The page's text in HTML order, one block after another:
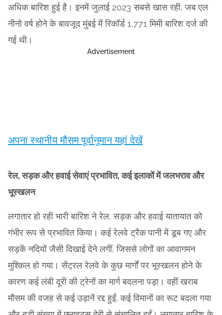
अधिक बारिश हुई है। इनमें जुलाई 2023 सबसे खास रही, जब एल
नीनो वर्ष होने के बावजूद मुंबई में रिकॉर्ड 1,771 मिमी बारिश दर्ज की
गई थी।
Advertisement
अपना स्थानीय मौसम पूर्वानुमान यहां देखें
रेल, सड़क और हवाई सेवाएं प्रभावित, कई इलाकों में जलभराव और
भूस्खलन
लगातार हो रही भारी बारिश ने रेल, सड़क और हवाई यातायात को
गंभीर रूप से प्रभावित किया। कई रेलवे ट्रैक पानी में डूब गए और
सड़कें नदियों जैसी दिखाई देने लगीं, जिससे लोगों का आवागमन
मुश्किल हो गया। सेंट्रल रेलवे के कुछ मार्गों पर भूस्खलन होने के
कारण कई लंबी दूरी की ट्रेनों का मार्ग बदलना पड़ा। वहीं खराब
मौसम की वजह से कई उड़ानें रद्द हुईं, कई विमानों का रूट बदला गया